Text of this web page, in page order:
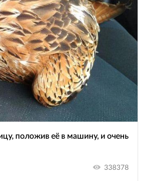
положив её в машину, и очень
338378